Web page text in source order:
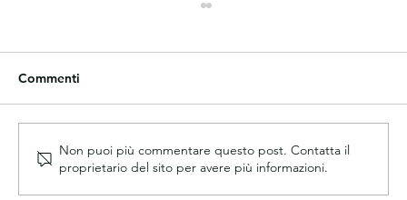
NOTTE IN ROSSO 1 AGOSTO
Commenti
Non puoi più commentare questo post. Contatta il
proprietario del sito per avere più informazioni.